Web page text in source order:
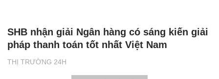
THỊ TRƯỜNG 24H
SHB nhận giải Ngân hàng có sáng kiến giải
pháp thanh toán tốt nhất Việt Nam